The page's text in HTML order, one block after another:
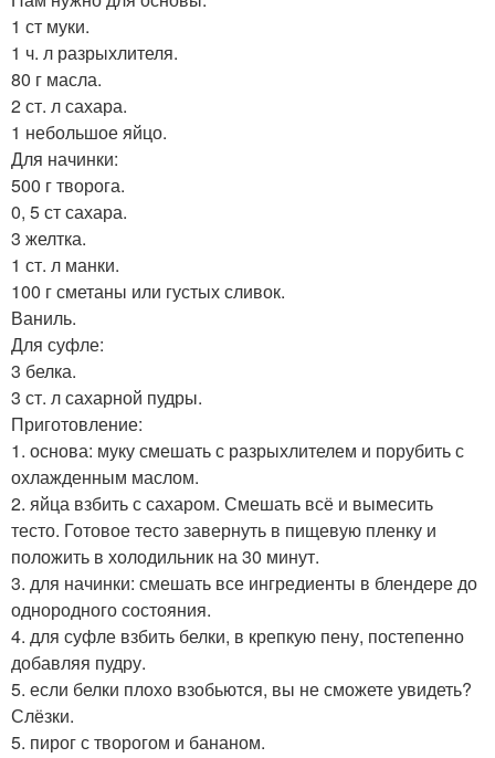
1 ст муки.
1 ч. л разрыхлителя.
80 г масла.
2 ст. л сахара.
1 небольшое яйцо.
Для начинки:
500 г творога.
0, 5 ст сахара.
3 желтка.
1 ст. л манки.
100 г сметаны или густых сливок.
Ваниль.
Для суфле:
3 белка.
3 ст. л сахарной пудры.
Приготовление:
1. основа: муку смешать с разрыхлителем и порубить с
охлажденным маслом.
2. яйца взбить с сахаром. Смешать всё и вымесить
тесто. Готовое тесто завернуть в пищевую пленку и
положить в холодильник на 30 минут.
3. для начинки: смешать все ингредиенты в блендере до
однородного состояния.
4. для суфле взбить белки, в крепкую пену, постепенно
добавляя пудру.
5. если белки плохо взобьются, вы не сможете увидеть?
Слёзки.
5. пирог с творогом и бананом.